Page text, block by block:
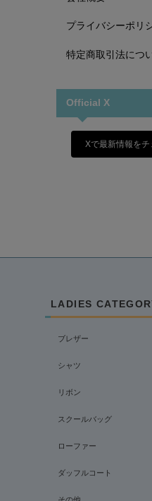
プライバシーポリ
特定商取引法につ
Official X
Xで最新情報を
LADIES
ブレザー
シャツ
リボン
スクールバッグ
ローファー
ダッフルコート